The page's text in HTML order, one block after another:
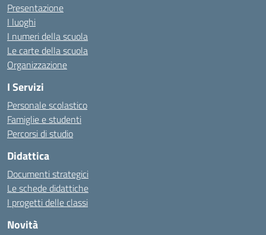
Presentazione
I luoghi
I numeri della scuola
Le carte della scuola
Organizzazione
I Servizi
Personale scolastico
Famiglie e studenti
Percorsi di studio
Didattica
Documenti strategici
Le schede didattiche
I progetti delle classi
Novità